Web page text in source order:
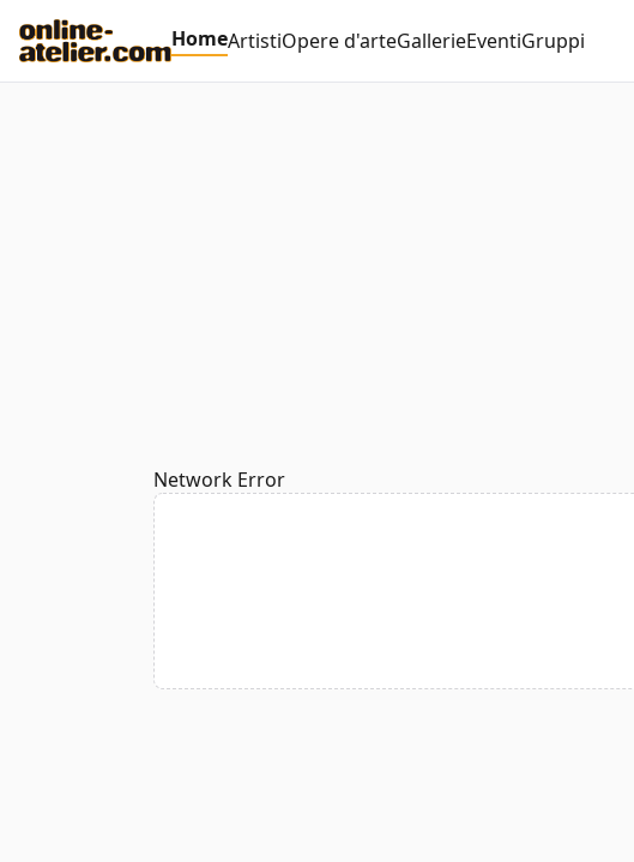
HomeArtistiOpere d'arteGallerieEventiGruppi
Network Error